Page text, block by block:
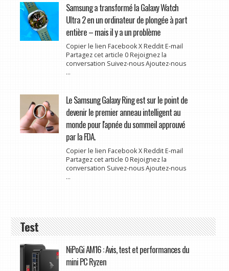
Samsung a transformé la Galaxy Watch
Ultra 2 en un ordinateur de plongée à part
entière – mais il y a un problème
Copier le lien Facebook X Reddit E-mail
Partagez cet article 0 Rejoignez la
conversation Suivez-nous Ajoutez-nous
...
Le Samsung Galaxy Ring est sur le point de
devenir le premier anneau intelligent au
monde pour l'apnée du sommeil approuvé
par la FDA.
Copier le lien Facebook X Reddit E-mail
Partagez cet article 0 Rejoignez la
conversation Suivez-nous Ajoutez-nous
...
Test
NiPoGi AM16 : Avis, test et performances du
mini PC Ryzen